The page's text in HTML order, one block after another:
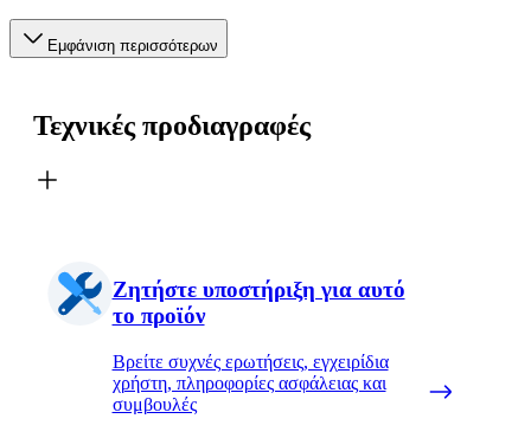
Εμφάνιση περισσότερων
Τεχνικές προδιαγραφές
Ζητήστε υποστήριξη για αυτό
το προϊόν
Βρείτε συχνές ερωτήσεις, εγχειρίδια
χρήστη, πληροφορίες ασφάλειας και
συμβουλές